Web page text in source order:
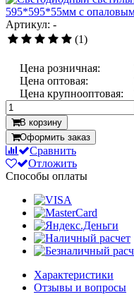
Артикул: -
(1)
Цена розничная:
Цена оптовая:
Цена крупнооптовая:
В корзину
Оформить заказ
Сравнить
Отложить
Способы оплаты
Характеристики
Отзывы и вопросы